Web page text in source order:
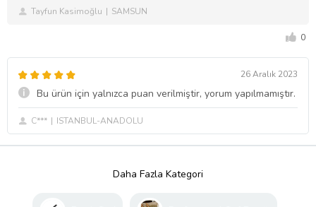
Tayfun Kasimoğlu SAMSUN
0
26 Aralık 2023
Bu ürün için yalnızca puan verilmiştir, yorum yapılmamıştır.
C*** ISTANBUL-ANADOLU
Daha Fazla Kategori